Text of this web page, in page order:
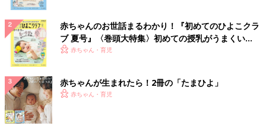
赤ちゃんのお世話まるわかり！『初めてのひよこクラ
ブ 夏号』〈巻頭大特集〉初めての授乳がうまくい
く！ おっぱい・ミルクの基本と夏のトラブル 解決テ
赤ちゃん・育児
赤ちゃんが生まれたら！2冊の「たまひよ」
赤ちゃん・育児